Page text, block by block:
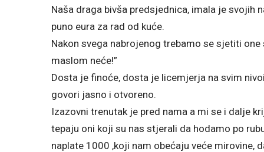
Naša draga bivša predsjednica, imala je svojih
puno eura za rad od kuće.
Nakon svega nabrojenog trebamo se sjetiti
maslom neće!”
Dosta je finoće, dosta je licemjerja na svim
govori jasno i otvoreno.
Izazovni trenutak je pred nama a mi se i dalje
tepaju oni koji su nas stjerali da hodamo po
naplate 1000 ,koji nam obećaju veće mirovine,